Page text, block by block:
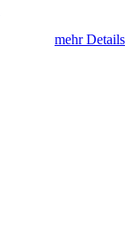
mehr Details